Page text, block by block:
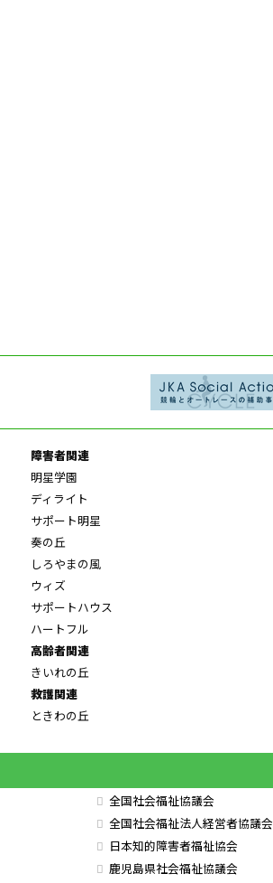
障害者関連
明星学園
ディライト
サポート明星
奏の丘
しろやまの風
ウィズ
サポートハウス
ハートフル
高齢者関連
きいれの丘
救護関連
ときわの丘
全国社会福祉協議会
全国社会福祉法人経営者協議会
日本知的障害者福祉協会
鹿児島県社会福祉協議会